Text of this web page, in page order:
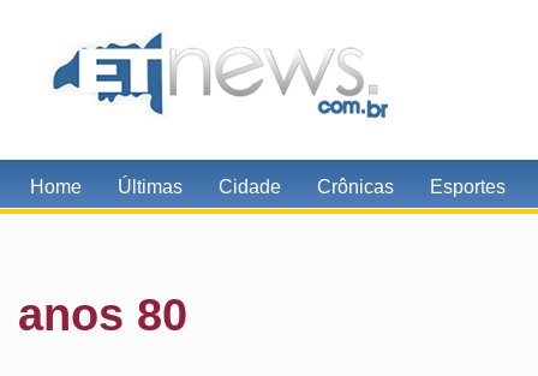
Home Últimas Cidade Crônicas Esportes
anos 80